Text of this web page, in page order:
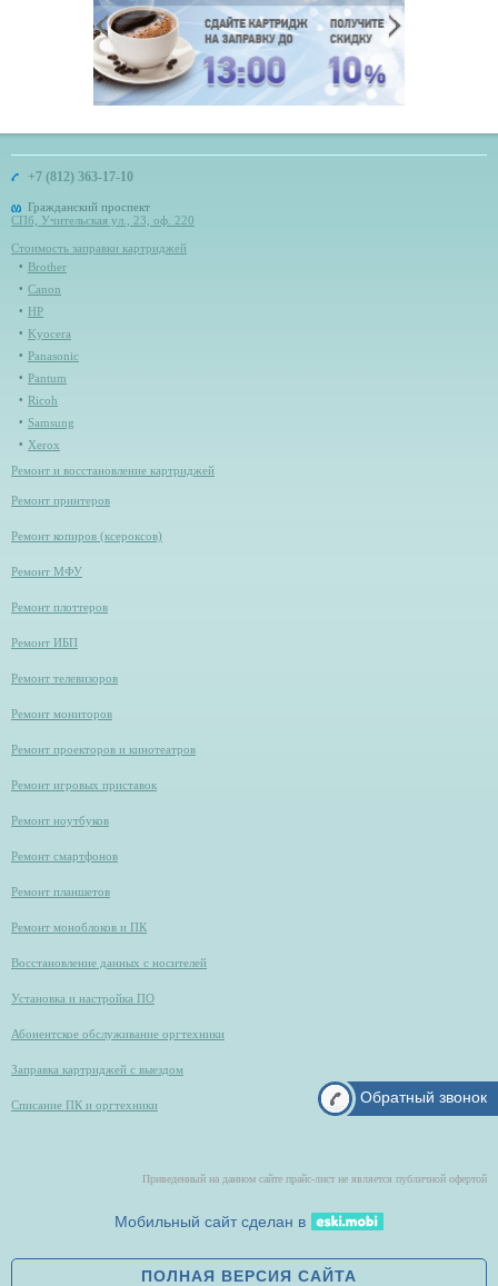
Обратный звонок
+7 (812) 363-17-10
Гражданский проспект
СПб, Учительская ул., 23, оф. 220
Стоимость заправки картриджей
Brother
Canon
HP
Kyocera
Panasonic
Pantum
Ricoh
Samsung
Xerox
Ремонт и восстановление картриджей
Ремонт принтеров
Ремонт копиров (ксероксов)
Ремонт МФУ
Ремонт плоттеров
Ремонт ИБП
Ремонт телевизоров
Ремонт мониторов
Ремонт проекторов и кинотеатров
Ремонт игровых приставок
Ремонт ноутбуков
Ремонт смартфонов
Ремонт планшетов
Ремонт моноблоков и ПК
Восстановление данных с носителей
Установка и настройка ПО
Абонентское обслуживание оргтехники
Заправка картриджей с выездом
Списание ПК и оргтехники
Приведенный на данном сайте прайс-лист не является публичной офертой
Мобильный сайт сделан в
ПОЛНАЯ ВЕРСИЯ САЙТА